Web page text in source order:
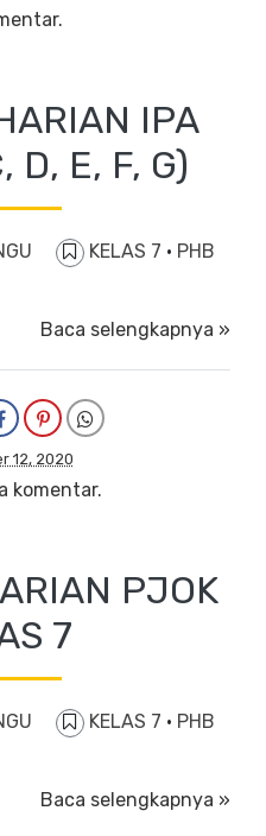
IPA
D, E, F, G)
KELAS 7 · PHB
Baca selengkapnya »
12, 2020
komentar.
PJOK
7
KELAS 7 · PHB
Baca selengkapnya »